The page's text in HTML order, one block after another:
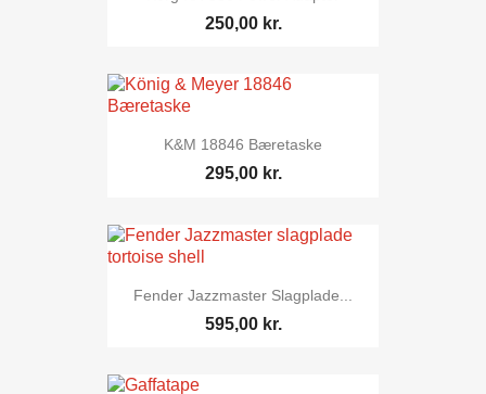
250,00 kr.
K&M 18846 Bæretaske
295,00 kr.
Fender Jazzmaster Slagplade...
595,00 kr.